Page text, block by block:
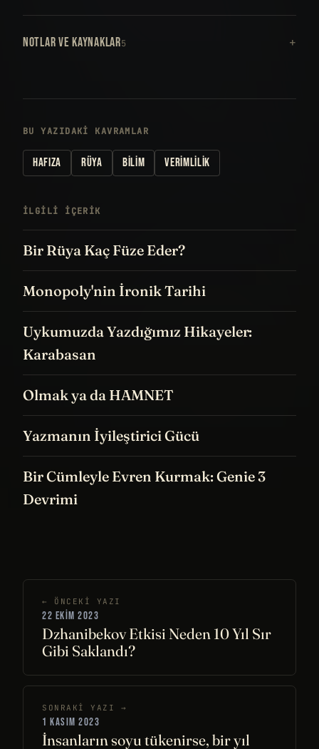
NOTLAR VE KAYNAKLAR5
BU YAZIDAKI KAVRAMLAR
HAFIZA RÜYA BILIM VERIMLILIK
İLGILI IÇERIK
Bir Rüya Kaç Füze Eder?
Monopoly'nin İronik Tarihi
Uykumuzda Yazdığımız Hikayeler:
Karabasan
Olmak ya da HAMNET
Yazmanın İyileştirici Gücü
Bir Cümleyle Evren Kurmak: Genie 3
Devrimi
← ÖNCEKI YAZI
22 EKIM 2023
Dzhanibekov Etkisi Neden 10 Yıl Sır
Gibi Saklandı?
SONRAKI YAZI →
1 KASIM 2023
İnsanların soyu tükenirse, bir yıl